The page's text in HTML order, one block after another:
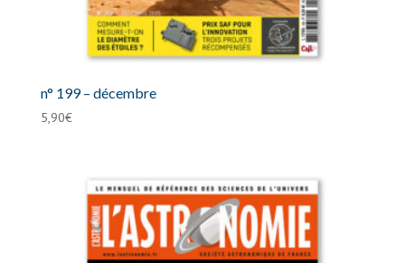
n° 199 – décembre
5,90€